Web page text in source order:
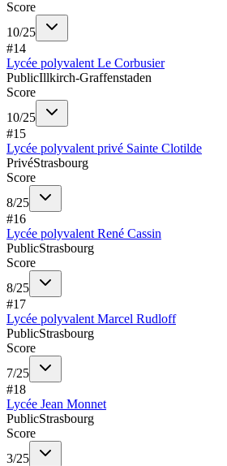
Score
10/25
#14
Lycée polyvalent Le Corbusier
PublicIllkirch-Graffenstaden
Score
10/25
#15
Lycée polyvalent privé Sainte Clotilde
PrivéStrasbourg
Score
8/25
#16
Lycée polyvalent René Cassin
PublicStrasbourg
Score
8/25
#17
Lycée polyvalent Marcel Rudloff
PublicStrasbourg
Score
7/25
#18
Lycée Jean Monnet
PublicStrasbourg
Score
3/25